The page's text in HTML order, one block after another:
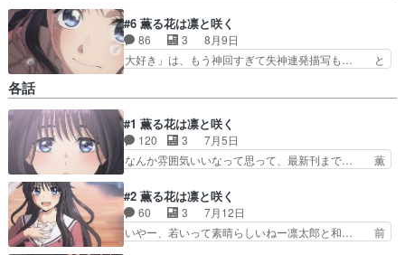
#6 薫る花は凛と咲く
86 3
8月9日
大好き」は、もう神回すぎて失神連発描写も… と
思ってたけど、自分のこと… はぁぁああ、今週も
浄化された…薫子ちゃん… 和栗薫子が個人的に好
きなシーン昴が「紬く… 薫子と昴の関係いいな今
回も優しい気持ちに… 登場人物全員いい人で癒さ
れる。保科さん自… う～ん、丁寧ではあるけど長
い。そしてやは…
各話
#1 薫る花は凛と咲く
120 3
7月5日
なんか雰囲気いいなって思って、最新刊まで… 薫
キュンキュンしてたまらん！と良い年し… 土曜ク
ローバーワークス三本目の矢、明日ち… ・薫子ち
ゃん、うん可愛すぎ優勝・凛太郎や… コレは当た
りアニメや！１話見てピピーンと… 久々にドキが
#2 薫る花は凛と咲く
60 3
7月12日
いやー、若いって素晴らしいねー凛太郎と和… 前